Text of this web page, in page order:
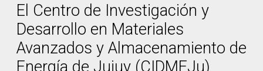
El Centro de Investigación y
Desarrollo en Materiales
Avanzados y Almacenamiento de
Energía de Jujuy (CIDMEJu)